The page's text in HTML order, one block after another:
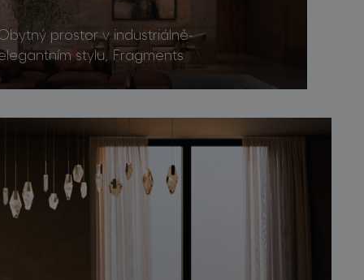
prostor v industriálně-
stylu, Fragments